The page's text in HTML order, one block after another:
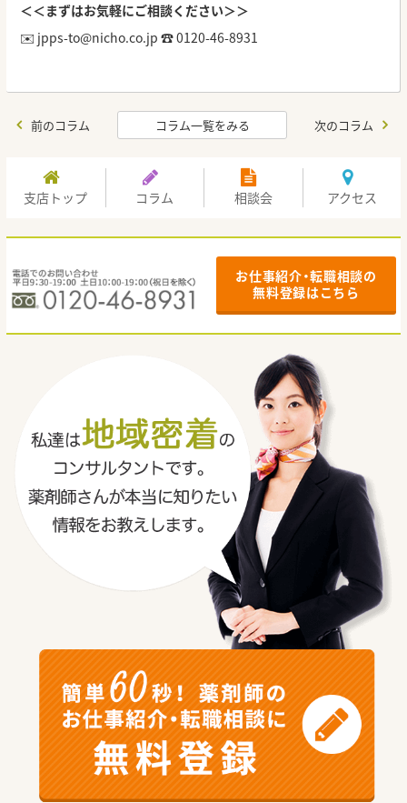
＜＜まずはお気軽にご相談ください＞＞
✉️ jpps-to@nicho.co.jp ☎️ 0120-46-8931
前のコラム コラム一覧をみる 次のコラム
支店トップ コラム 相談会 アクセス
お仕事紹介・転職相談の
無料登録はこちら